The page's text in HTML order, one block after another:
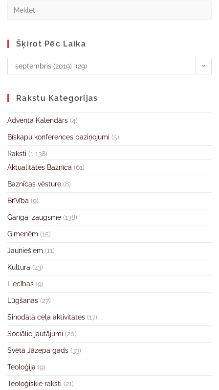
Šķirot Pēc Laika
septembris (2019) (29)
Rakstu Kategorijas
Adventa Kalendārs (4)
Bīskapu konferences paziņojumi (5)
Raksti (1 138)
Aktualitātes Baznīcā (61)
Baznīcas vēsture (8)
Brīvība (9)
Garīgā izaugsme (138)
Ģimenēm (15)
Jauniešiem (11)
Kultūra (23)
Liecības (9)
Lūgšanas (27)
Sinodālā ceļa aktivitātes (17)
Sociālie jautājumi (20)
Svētā Jāzepa gads (33)
Teoloģija (9)
Teoloģiskie raksti (21)